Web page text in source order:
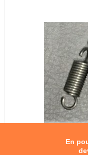
En